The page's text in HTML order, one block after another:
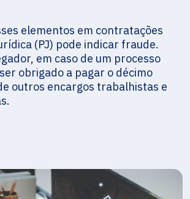
elementos em contratações
(PJ) pode indicar fraude.
em caso de um processo
obrigado a pagar o décimo
outros encargos trabalhistas e